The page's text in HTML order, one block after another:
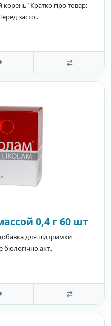
Кратко про товар:
засто..
0,4 г 60 шт
для підтримки
акт..